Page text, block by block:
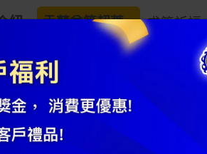
紹 盂蘭盆節超薦 求籤祈福